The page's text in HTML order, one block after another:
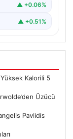
▲ +0.06%
▲ +0.51%
Yüksek Kalorili 5
Üzücü
Pavlidis